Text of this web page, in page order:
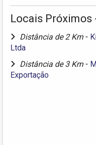
Locais Próximos
Distância de 2 Km -
Ltda
Distância de 3 Km -
Exportação